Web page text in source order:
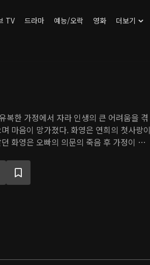
TV 드라마 예능/오락 영화 더보기
복한 가정에서 자라 인생의 큰 어려움을 겪
마음이 망가졌다. 화영은 연희의 첫사랑이
화영은 오빠의 의문의 죽음 후 가정이 파
복수, 비밀의 이야기가 시작된다.